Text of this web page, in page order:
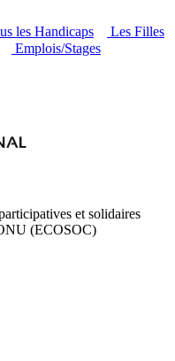
les Handicaps
Les Filles
Emplois/Stages
et solidaires
(ECOSOC)